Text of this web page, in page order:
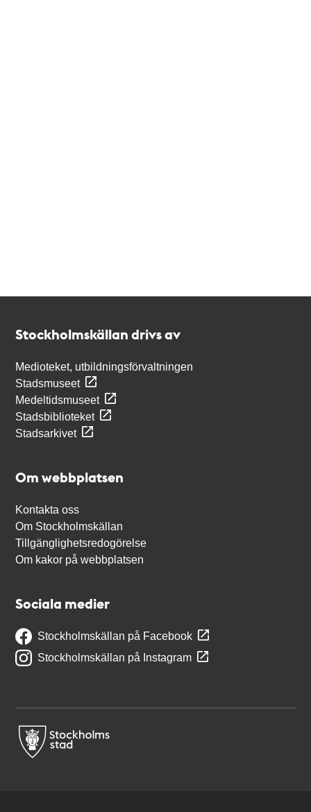
Stockholmskällan drivs av
Medioteket, utbildningsförvaltningen
Stadsmuseet
Medeltidsmuseet
Stadsbiblioteket
Stadsarkivet
Om webbplatsen
Kontakta oss
Om Stockholmskällan
Tillgänglighetsredogörelse
Om kakor på webbplatsen
Sociala medier
Stockholmskällan på Facebook
Stockholmskällan på Instagram